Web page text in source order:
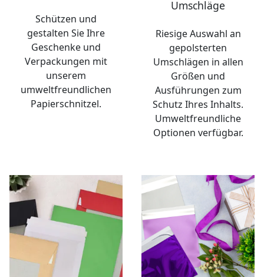
Schützen und
gestalten Sie Ihre
Geschenke und
Verpackungen mit
unserem
umweltfreundlichen
Papierschnitzel.
Umschläge
Riesige Auswahl an
gepolsterten
Umschlägen in allen
Größen und
Ausführungen zum
Schutz Ihres Inhalts.
Umweltfreundliche
Optionen verfügbar.